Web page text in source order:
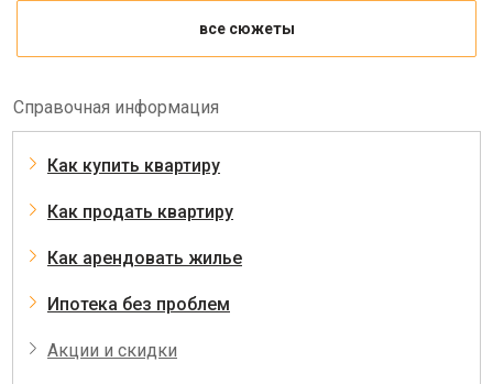
все сюжеты
Справочная информация
Как купить квартиру
Как продать квартиру
Как арендовать жилье
Ипотека без проблем
Акции и скидки